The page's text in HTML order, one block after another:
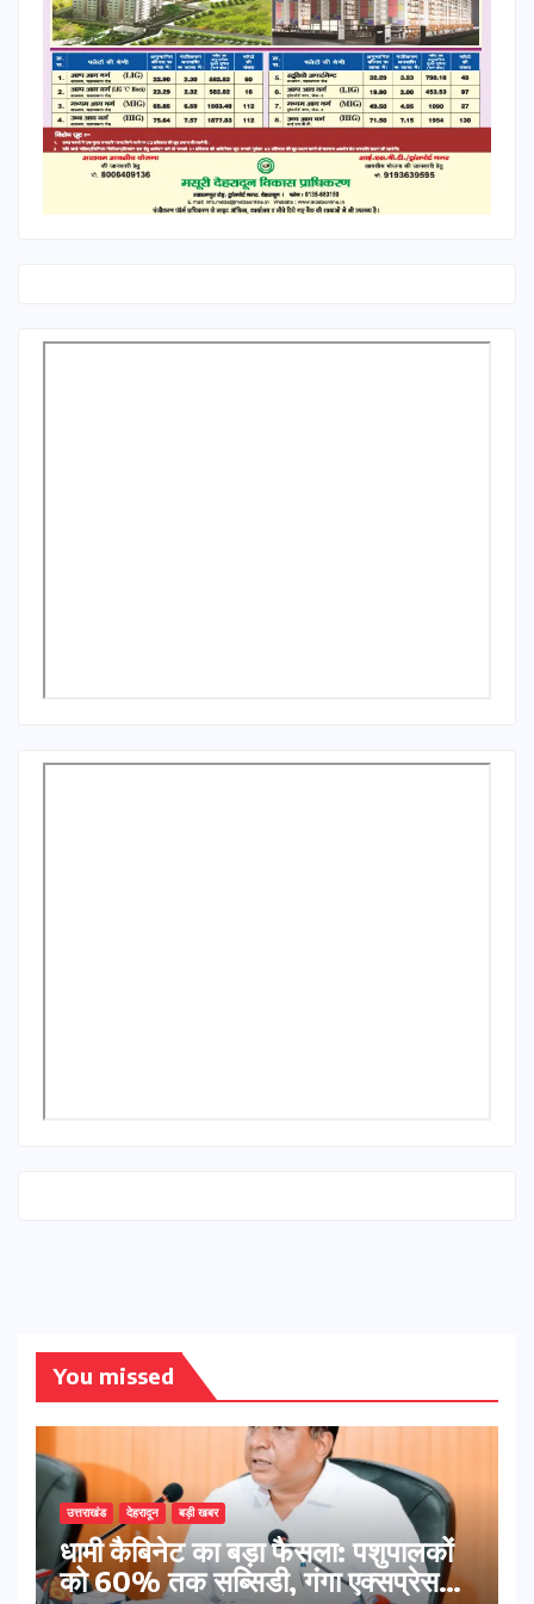
You missed
उत्तराखंड देहरादून बड़ी खबर
​धामी कैबिनेट का बड़ा फैसला: पशुपालकों
को 60% तक सब्सिडी, गंगा एक्सप्रेसवे